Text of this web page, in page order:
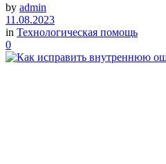
by admin
11.08.2023
in Технологическая помощь
0